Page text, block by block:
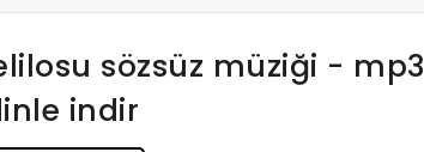
sözsüz müziği - mp3
indir